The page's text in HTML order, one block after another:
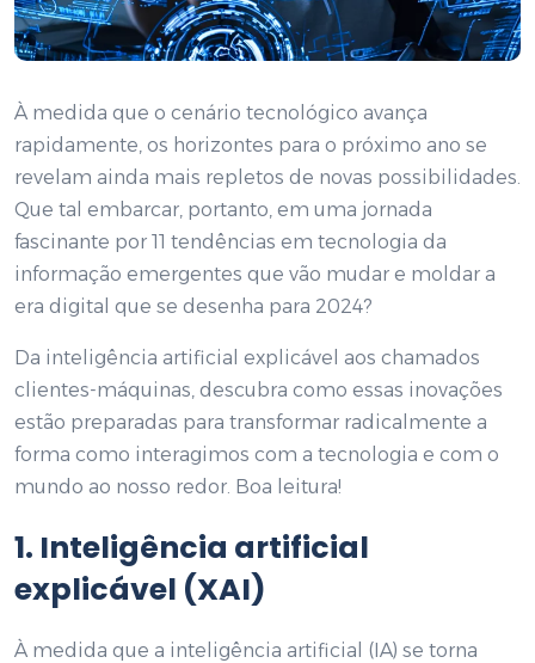
À medida que o cenário tecnológico avança
rapidamente, os horizontes para o próximo ano se
revelam ainda mais repletos de novas possibilidades.
Que tal embarcar, portanto, em uma jornada
fascinante por 11 tendências em tecnologia da
informação emergentes que vão mudar e moldar a
era digital que se desenha para 2024?
Da inteligência artificial explicável aos chamados
clientes-máquinas, descubra como essas inovações
estão preparadas para transformar radicalmente a
forma como interagimos com a tecnologia e com o
mundo ao nosso redor. Boa leitura!
1. Inteligência artificial
explicável (XAI)
À medida que a inteligência artificial (IA) se torna